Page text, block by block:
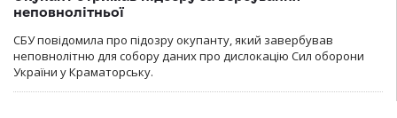
неповнолітньої
СБУ повідомила про підозру окупанту, який завербував
неповнолітню для собору даних про дислокацію Сил оборони
України у Краматорську.